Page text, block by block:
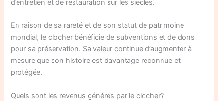
d’entretien et de restauration sur les siècles.
En raison de sa rareté et de son statut de patrimoine
mondial, le clocher bénéficie de subventions et de dons
pour sa préservation. Sa valeur continue d’augmenter à
mesure que son histoire est davantage reconnue et
protégée.
Quels sont les revenus générés par le clocher?